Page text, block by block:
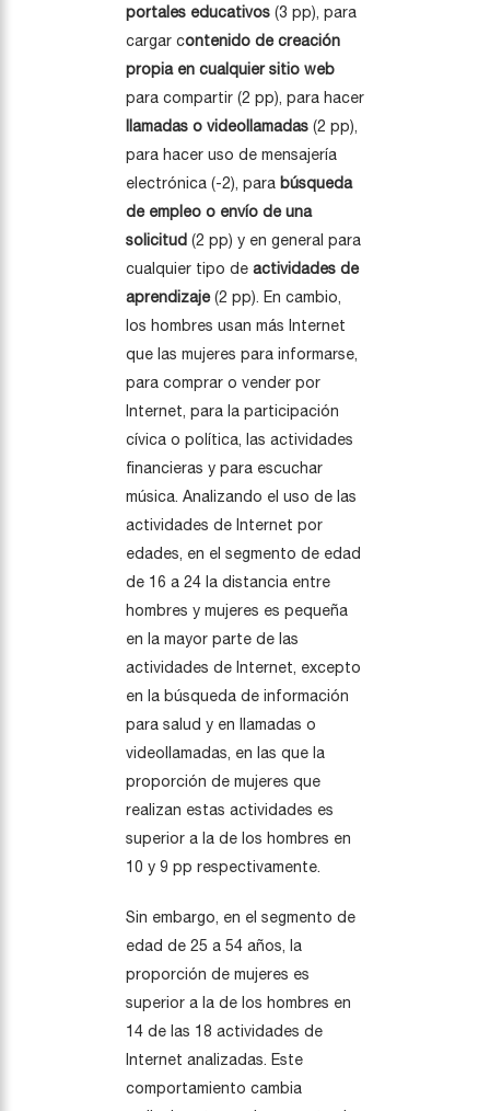
portales educativos (3 pp), para
cargar contenido de creación
propia en cualquier sitio web
para compartir (2 pp), para hacer
llamadas o videollamadas (2 pp),
para hacer uso de mensajería
electrónica (-2), para búsqueda
de empleo o envío de una
solicitud (2 pp) y en general para
cualquier tipo de actividades de
aprendizaje(2 pp). En cambio,
los hombres usan más Internet
que las mujeres para informarse,
para comprar o vender por
Internet, para la participación
cívica o política, las actividades
financieras y para escuchar
música. Analizando el uso de las
actividades de Internet por
edades, en el segmento de edad
de 16 a 24 la distancia entre
hombres y mujeres es pequeña
en la mayor parte de las
actividades de Internet, excepto
en la búsqueda de información
para salud y en llamadas o
videollamadas, en las que la
proporción de mujeres que
realizan estas actividades es
superior a la de los hombres en
10 y 9 pp respectivamente.
Sin embargo, en el segmento de
edad de 25 a 54 años, la
proporción de mujeres es
superior a la de los hombres en
14 de las 18 actividades de
Internet analizadas. Este
comportamiento cambia